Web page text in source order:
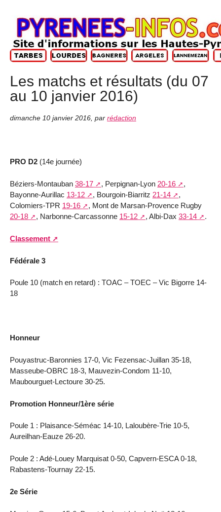
Les matchs et résultats (du 07
au 10 janvier 2016)
dimanche 10 janvier 2016 par rédaction
PRO D2 (14e journée)
Béziers-Montauban 38-17 , Perpignan-Lyon 20-16
,
Bayonne-Aurillac 13-12 , Bourgoin-Biarritz 21-14
,
Colomiers-TPR 19-16
, Mont de Marsan-Provence Rugby
20-18
, Narbonne-Carcassonne 15-12 , Albi-Dax 33-14 .
Classement
Fédérale 3
Poule 10 (match en retard) : TOAC – TOEC – Vic Bigorre 14-
18
Honneur
Pouyastruc-Baronnies 17-0, Vic Fezensac-Juillan 35-18,
Masseube-OBRC 18-3, Mauvezin-Condom 11-10,
Maubourguet-Lectoure 30-25.
Promotion Honneur/1ère série
Poule 1 : Plaisance-Séméac 14-10, Laloubère-Trie 10-5,
Aureilhan-Eauze 26-20.
Poule 2 : Adé-Louey Marquisat 0-50, Capvern-ESCA 0-18,
Rabastens-Tournay 22-15.
2e Série